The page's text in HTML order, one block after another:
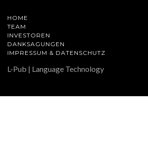
HOME
TEAM
INVESTOREN
DANKSAGUNGEN
IMPRESSUM & DATENSCHUTZ
L-Pub | Language Technology